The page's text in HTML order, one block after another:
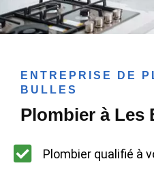
ENTREPRISE DE
BULLES
Plombier à Les
Plombier qualifié à